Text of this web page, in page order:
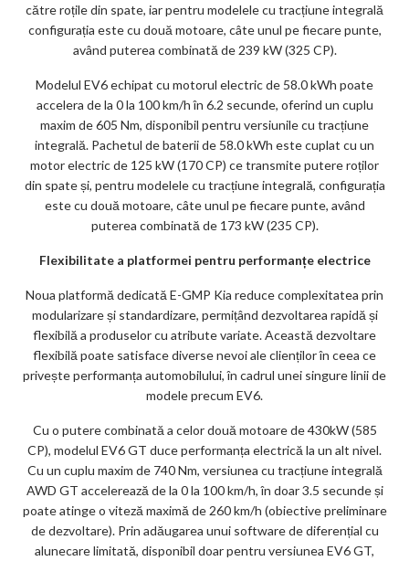
către roțile din spate, iar pentru modelele cu tracțiune integrală
configurația este cu două motoare, câte unul pe fiecare punte,
având puterea combinată de 239 kW (325 CP).
Modelul EV6 echipat cu motorul electric de 58.0 kWh poate
accelera de la 0 la 100 km/h în 6.2 secunde, oferind un cuplu
maxim de 605 Nm, disponibil pentru versiunile cu tracțiune
integrală. Pachetul de baterii de 58.0 kWh este cuplat cu un
motor electric de 125 kW (170 CP) ce transmite putere roților
din spate și, pentru modelele cu tracțiune integrală, configurația
este cu două motoare, câte unul pe fiecare punte, având
puterea combinată de 173 kW (235 CP).
Flexibilitate a platformei pentru performanțe electrice
Noua platformă dedicată E-GMP Kia reduce complexitatea prin
modularizare și standardizare, permițând dezvoltarea rapidă și
flexibilă a produselor cu atribute variate. Această dezvoltare
flexibilă poate satisface diverse nevoi ale clienților în ceea ce
privește performanța automobilului, în cadrul unei singure linii de
modele precum EV6.
Cu o putere combinată a celor două motoare de 430kW (585
CP), modelul EV6 GT duce performanța electrică la un alt nivel.
Cu un cuplu maxim de 740 Nm, versiunea cu tracțiune integrală
AWD GT accelerează de la 0 la 100 km/h, în doar 3.5 secunde și
poate atinge o viteză maximă de 260 km/h (obiective preliminare
de dezvoltare). Prin adăugarea unui software de diferențial cu
alunecare limitată, disponibil doar pentru versiunea EV6 GT,